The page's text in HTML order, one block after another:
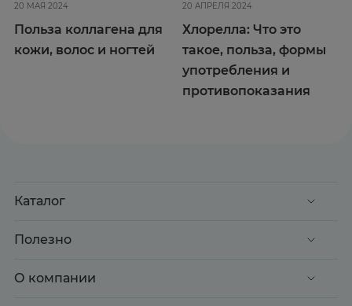
20 МАЯ 2024
Польза коллагена для
кожи, волос и ногтей
20 АПРЕЛЯ 2024
Хлорелла: Что это
такое, польза, формы
употребления и
противопоказания
Каталог
Акции
Здоровье
Полезно
Доставка и оплата
О компании